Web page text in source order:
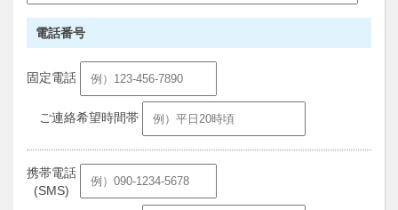
電話番号
固定電話
ご連絡希望時間帯
携帯電話
(SMS)